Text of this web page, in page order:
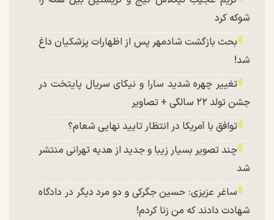
شوکه کرد
بحث بازگشت شادمهر پس از اظهارات پزشکیان داغ
شد!
تغییر چهره شدید سارا و نیکای سریال پایتخت در
جشن تولد ۲۲ سالگی + تصاویر
توافق با آمریکا در انتظار تایید نهایی شعام؟
چند تصویر بسیار زیبا و جدید از هدیه تهرانی منتشر
شد
ساغر عزیزی: حسین جگرکی و دو مرد دیگر در دادگاه
شهادت دادند که من زنا کردم!